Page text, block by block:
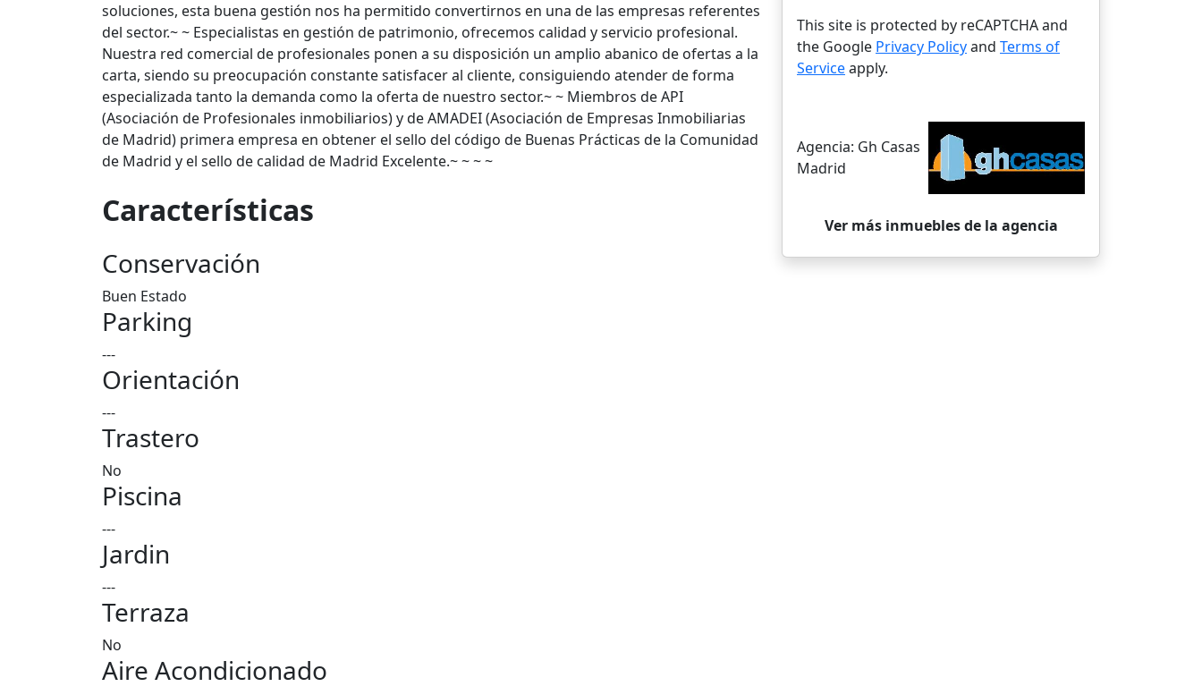
soluciones, esta buena gestión nos ha permitido convertirnos en una de las empresas referentes
del sector.~ ~ Especialistas en gestión de patrimonio, ofrecemos calidad y servicio profesional.
Nuestra red comercial de profesionales ponen a su disposición un amplio abanico de ofertas a la
carta, siendo su preocupación constante satisfacer al cliente, consiguiendo atender de forma
especializada tanto la demanda como la oferta de nuestro sector.~ ~ Miembros de API
(Asociación de Profesionales inmobiliarios) y de AMADEI (Asociación de Empresas Inmobiliarias
de Madrid) primera empresa en obtener el sello del código de Buenas Prácticas de la Comunidad
de Madrid y el sello de calidad de Madrid Excelente.~ ~ ~ ~
Características
Conservación
Buen Estado
Parking
---
Orientación
---
Trastero
No
Piscina
---
Jardin
---
Terraza
No
Aire Acondicionado
This site is protected by reCAPTCHA and
the Google Privacy Policyand Terms of
Serviceapply.
Agencia: Gh Casas
Madrid
Ver más inmuebles de la agencia